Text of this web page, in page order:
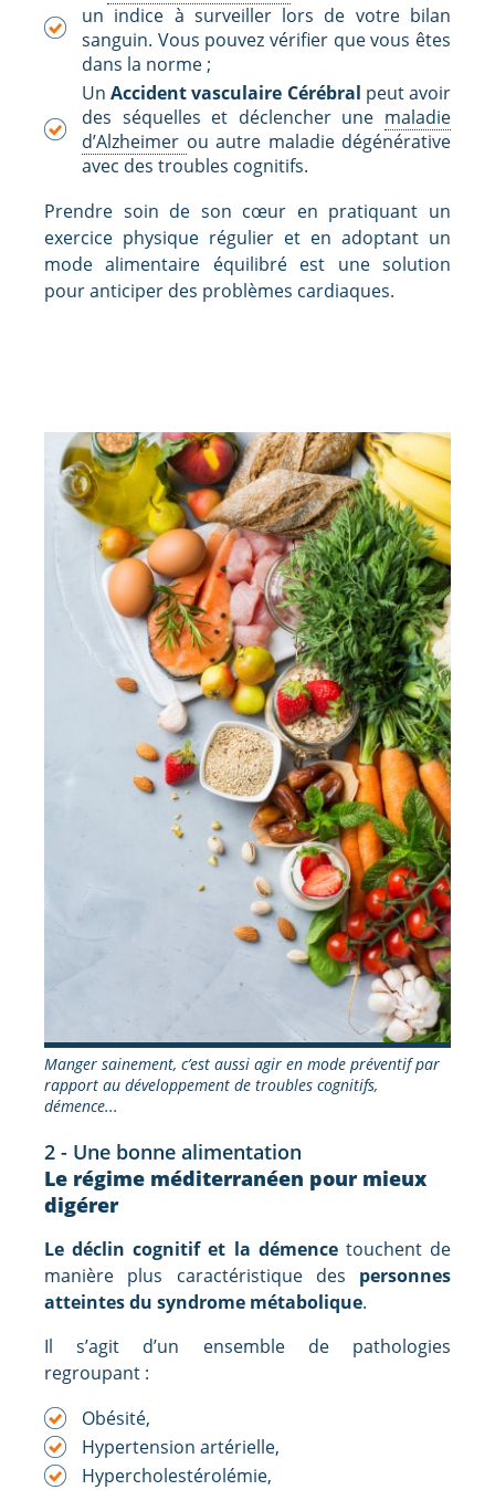
un indice à surveiller lors de votre bilan
sanguin. Vous pouvez vérifier que vous êtes
dans la norme ;
UnAccident vasculaire Cérébral peut avoir
des séquelles et déclencher une maladie
d’Alzheimer ou autre maladie dégénérative
avec des troubles cognitifs.
Prendre soin de son cœur en pratiquant un
exercice physique régulier et en adoptant un
mode alimentaire équilibré est une solution
pour anticiper des problèmes cardiaques.
Manger sainement, c’est aussi agir en mode préventif par
rapport au développement de troubles cognitifs,
démence...
2 - Une bonne alimentation
Le régime méditerranéen pour mieux
digérer
Le déclin cognitif et la démence touchent de
manière plus caractéristique des personnes
atteintes du syndrome métabolique.
Il s’agit d’un ensemble de pathologies
regroupant :
Obésité,
Hypertension artérielle,
Hypercholestérolémie,